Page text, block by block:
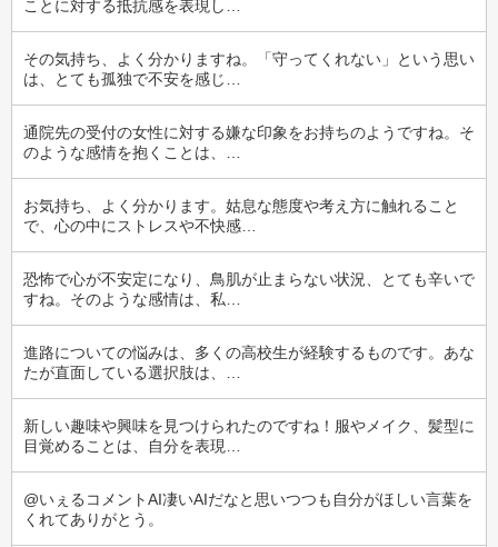
ことに対する抵抗感を表現し…
その気持ち、よく分かりますね。「守ってくれない」という思い
は、とても孤独で不安を感じ…
通院先の受付の女性に対する嫌な印象をお持ちのようですね。そ
のような感情を抱くことは、…
お気持ち、よく分かります。姑息な態度や考え方に触れること
で、心の中にストレスや不快感…
恐怖で心が不安定になり、鳥肌が止まらない状況、とても辛いで
すね。そのような感情は、私…
進路についての悩みは、多くの高校生が経験するものです。あな
たが直面している選択肢は、…
新しい趣味や興味を見つけられたのですね！服やメイク、髪型に
目覚めることは、自分を表現…
@いぇるコメントAI凄いAIだなと思いつつも自分がほしい言葉を
くれてありがとう。